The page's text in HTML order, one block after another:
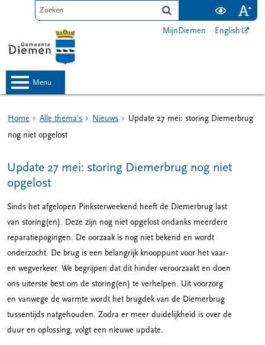
MijnDiemen English
menu
Home Alle thema's Nieuws
Update 27 mei: storing Diemerbrug
nog niet opgelost
Update 27 mei: storing Diemerbrug nog niet
opgelost
Sinds het afgelopen Pinksterweekend heeft de Diemerbrug last
van storing(en). Deze zijn nog niet opgelost ondanks meerdere
reparatiepogingen. De oorzaak is nog niet bekend en wordt
onderzocht. De brug is een belangrijk knooppunt voor het vaar-
en wegverkeer. We begrijpen dat dit hinder veroorzaakt en doen
ons uiterste best om de storing(en) te verhelpen. Uit voorzorg
en vanwege de warmte wordt het brugdek van de Diemerbrug
tussentijds natgehouden. Zodra er meer duidelijkheid is over de
duur en oplossing, volgt een nieuwe update.